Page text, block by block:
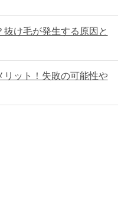
け毛が発生する原因と
リット！失敗の可能性や